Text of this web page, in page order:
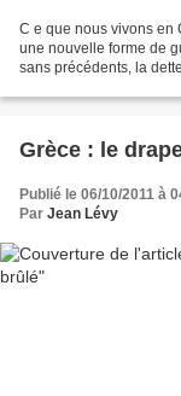
C e que nous vivons en
une nouvelle forme de
sans précédents, la
Grèce : le
Publié le 06/10/2011 à
Par Jean Lévy